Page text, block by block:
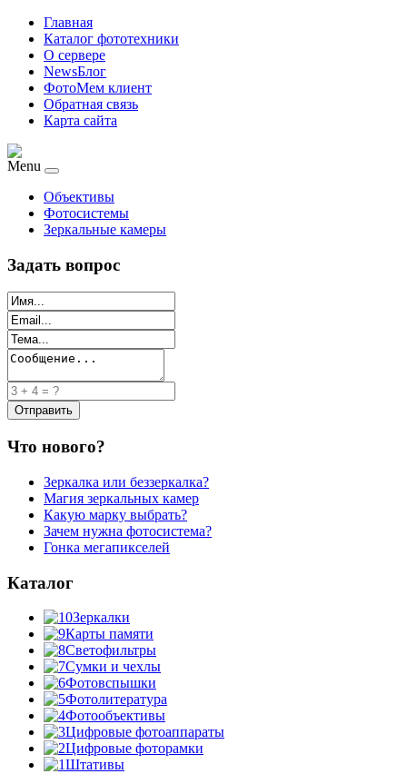
Главная
Каталог фототехники
О сервере
NewsБлог
ФотоМем клиент
Обратная связь
Карта сайта
Menu
Объективы
Фотосистемы
Зеркальные камеры
Задать вопрос
Что нового?
Зеркалка или беззеркалка?
Магия зеркальных камер
Какую марку выбрать?
Зачем нужна фотосистема?
Гонка мегапикселей
Каталог
Зеркалки
Карты памяти
Светофильтры
Сумки и чехлы
Фотовспышки
Фотолитература
Фотообъективы
Цифровые фотоаппараты
Цифровые фоторамки
Штативы